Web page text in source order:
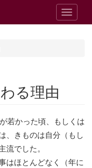
T
o
t
i
n
る理由
若かった頃、もしくは
、きものは自分（もし
流でした。
はほとんどなく（年に